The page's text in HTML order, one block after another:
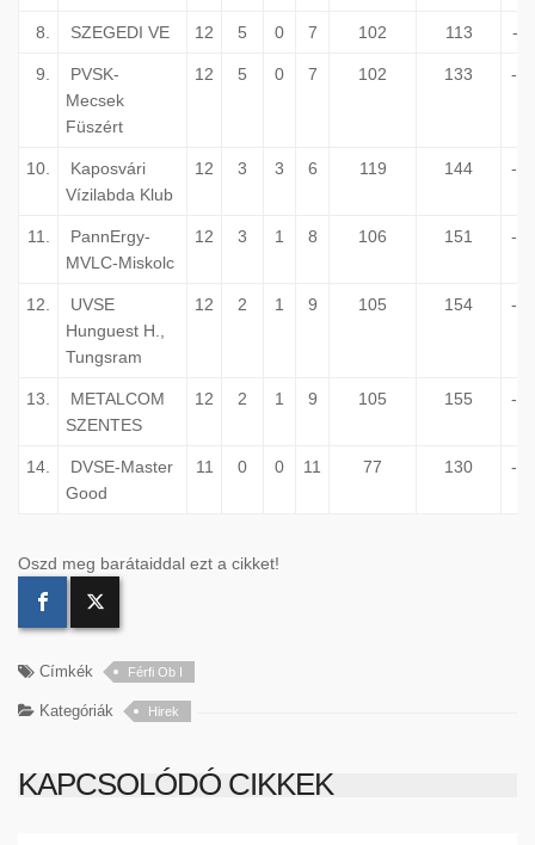
8. SZEGEDI VE 12 5 0 7 102 113 -11
9.
PVSK-
Mecsek
Füszért
12 5 0 7 102 133 -31
10.
Kaposvári
Vízilabda Klub
12 3 3 6 119 144 -25
11.
PannErgy-
MVLC-Miskolc
12 3 1 8 106 151 -45
12.
UVSE
Hunguest H.,
Tungsram
12 2 1 9 105 154 -49
13.
METALCOM
SZENTES
12 2 1 9 105 155 -50
14.
DVSE-Master
Good
11 0 0 11 77 130 -53
Oszd meg barátaiddal ezt a cikket!
Címkék Férfi Ob I
Kategóriák Hirek
KAPCSOLÓDÓ CIKKEK